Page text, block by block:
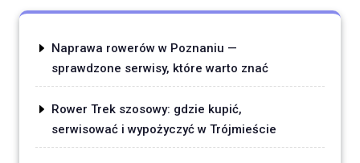
Naprawa rowerów w Poznaniu —
sprawdzone serwisy, które warto znać
Rower Trek szosowy: gdzie kupić,
serwisować i wypożyczyć w Trójmieście